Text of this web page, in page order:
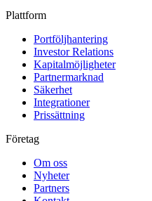
Plattform
Portföljhantering
Investor Relations
Kapitalmöjligheter
Partnermarknad
Säkerhet
Integrationer
Prissättning
Företag
Om oss
Nyheter
Partners